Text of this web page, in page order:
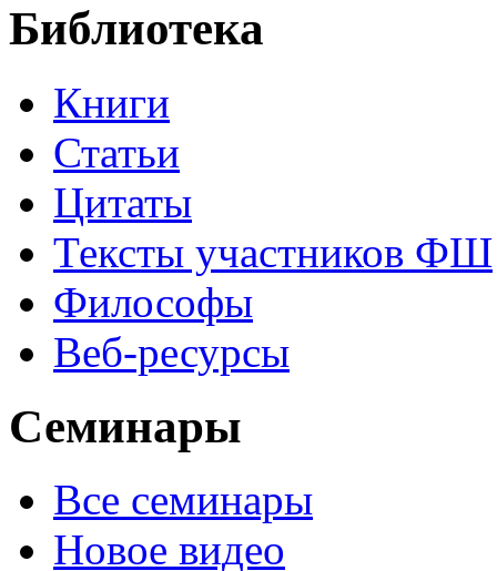
Библиотека
Книги
Статьи
Цитаты
Тексты участников ФШ
Философы
Веб-ресурсы
Семинары
Все семинары
Новое видео